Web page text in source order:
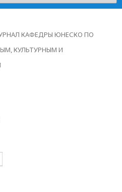
КАФЕДРЫ ЮНЕСКО ПО
КУЛЬТУРНЫМ И